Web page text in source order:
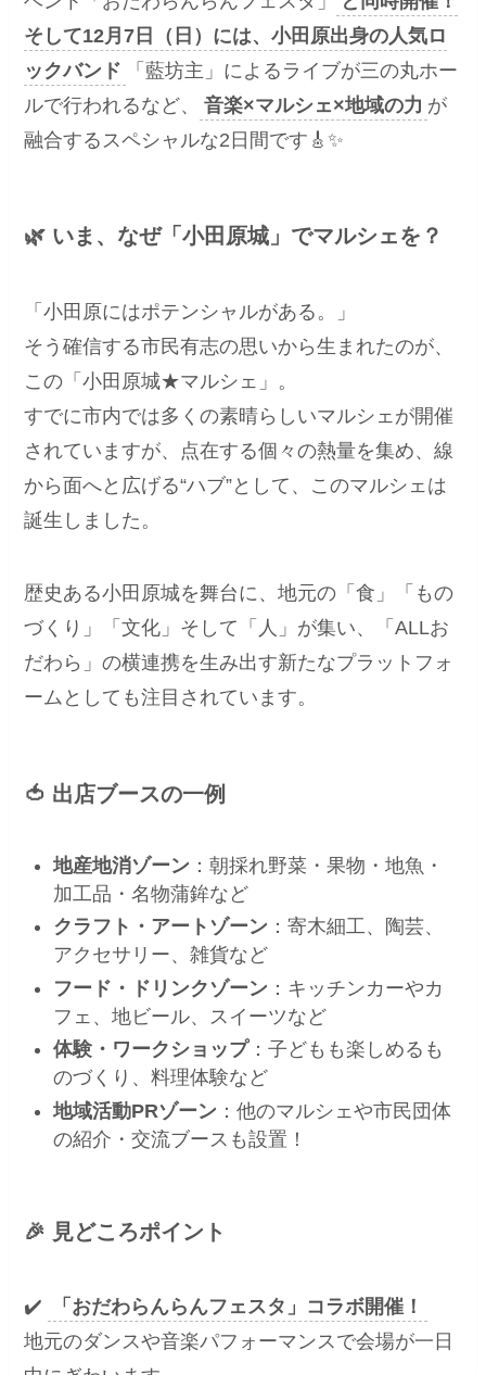
そして12月7日（日）には、小田原出身の人気ロ
ックバンド
「藍坊主」によるライブが三の丸ホー
ルで行われるなど、
音楽×マルシェ×地域の力 が
融合するスペシャルな2日間です🎸✨
🌿 いま、なぜ「小田原城」でマルシェを？
「小田原にはポテンシャルがある。」
そう確信する市民有志の思いから生まれたのが、
この「小田原城★マルシェ」。
すでに市内では多くの素晴らしいマルシェが開催
されていますが、点在する個々の熱量を集め、線
から面へと広げる“ハブ”として、このマルシェは
誕生しました。
歴史ある小田原城を舞台に、地元の「食」「もの
づくり」「文化」そして「人」が集い、「ALLお
だわら」の横連携を生み出す新たなプラットフォ
ームとしても注目されています。
🍅 出店ブースの一例
地産地消ゾーン ：朝採れ野菜・果物・地魚・
加工品・名物蒲鉾など
クラフト・アートゾーン ：寄木細工、陶芸、
アクセサリー、雑貨など
フード・ドリンクゾーン ：キッチンカーやカ
フェ、地ビール、スイーツなど
体験・ワークショップ：子どもも楽しめるも
のづくり、料理体験など
地域活動PRゾーン ：他のマルシェや市民団体
の紹介・交流ブースも設置！
🎉 見どころポイント
✔️
「おだわらんらんフェスタ」コラボ開催！
地元のダンスや音楽パフォーマンスで会場が一日